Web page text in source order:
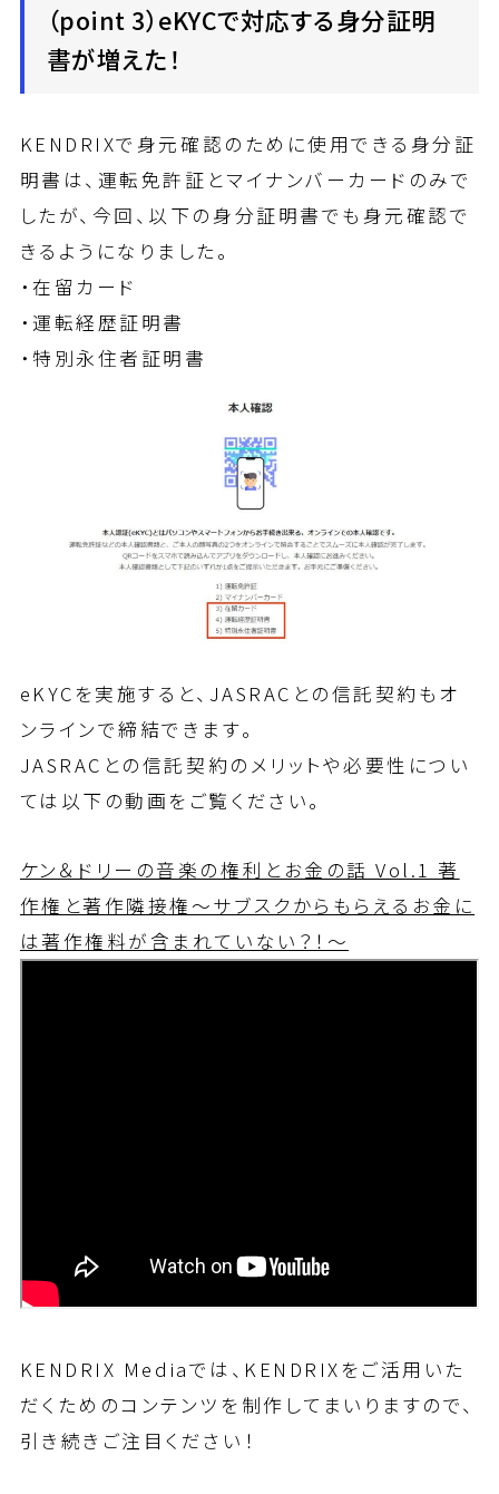
（point 3）eKYCで対応する身分証明
書が増えた！
KENDRIXで身元確認のために使用できる身分証
明書は、運転免許証とマイナンバーカードのみで
したが、今回、以下の身分証明書でも身元確認で
きるようになりました。
・在留カード
・運転経歴証明書
・特別永住者証明書
eKYCを実施すると、JASRACとの信託契約もオ
ンラインで締結できます。
JASRACとの信託契約のメリットや必要性につい
ては以下の動画をご覧ください。
ケン＆ドリーの音楽の権利とお金の話 Vol.1 著
作権と著作隣接権～サブスクからもらえるお金に
は著作権料が含まれていない？！～
KENDRIX Mediaでは、KENDRIXをご活用いた
だくためのコンテンツを制作してまいりますので、
引き続きご注目ください！